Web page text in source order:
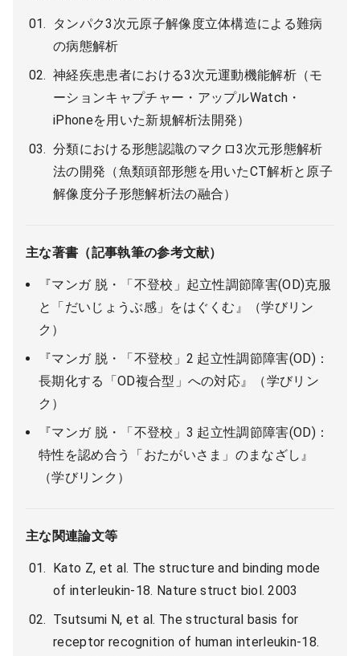
タンパク3次元原子解像度立体構造による難病
の病態解析
神経疾患患者における3次元運動機能解析（モ
ーションキャプチャー・アップルWatch・
iPhoneを用いた新規解析法開発）
分類における形態認識のマクロ3次元形態解析
法の開発（魚類頭部形態を用いたCT解析と原子
解像度分子形態解析法の融合）
主な著書（記事執筆の参考文献）
『マンガ 脱・「不登校」起立性調節障害(OD)克服
と「だいじょうぶ感」をはぐくむ』（学びリン
ク）
『マンガ 脱・「不登校」2 起立性調節障害(OD)：
長期化する「OD複合型」への対応』（学びリン
ク）
『マンガ 脱・「不登校」3 起立性調節障害(OD)：
特性を認め合う「おたがいさま」のまなざし』
（学びリンク）
主な関連論文等
Kato Z, et al. The structure and binding mode
of interleukin-18. Nature struct biol. 2003
Tsutsumi N, et al. The structural basis for
receptor recognition of human interleukin-18.